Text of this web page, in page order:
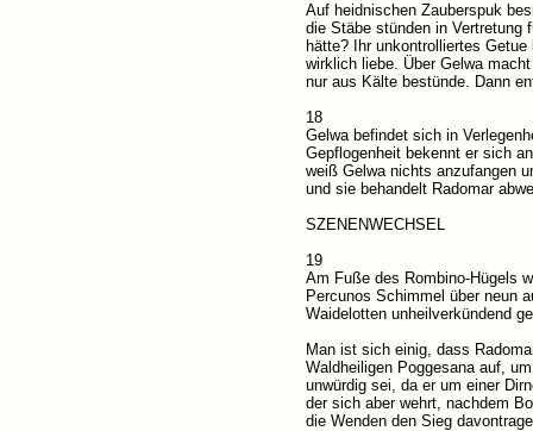
Auf heidnischen Zauberspuk
die Stäbe stünden in Vertretung
hätte? Ihr unkontrolliertes
wirklich liebe. Über Gelwa
nur aus Kälte bestünde. Dann
18
Gelwa befindet sich in
Gepflogenheit bekennt er sich
weiß Gelwa nichts anzufangen
und sie behandelt Radomar
SZENENWECHSEL
19
Am Fuße des Rombino-Hügels
Percunos Schimmel über neun
Waidelotten unheilverkündend
Man ist sich einig, dass
Waldheiligen Poggesana auf,
unwürdig sei, da er um einer
der sich aber wehrt, nachdem
die Wenden den Sieg